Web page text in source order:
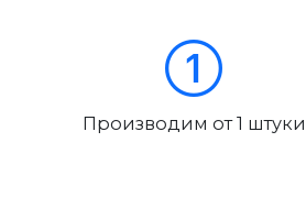
Производим от 1 штуки